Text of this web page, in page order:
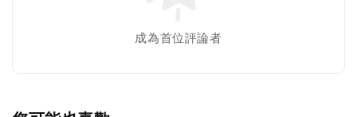
成為首位評論者